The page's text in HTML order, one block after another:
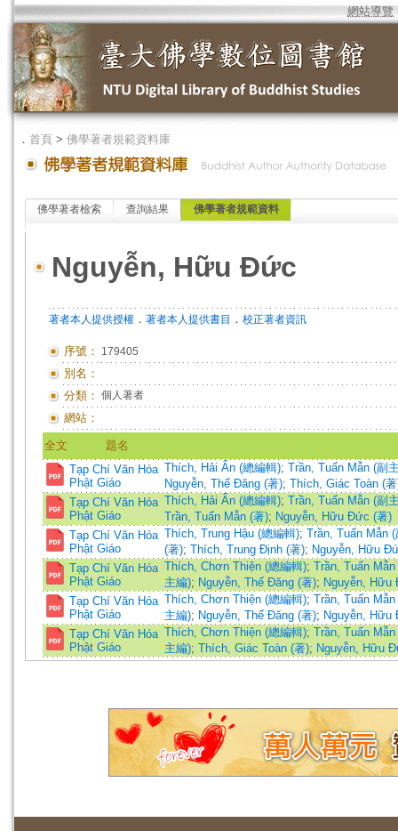
網站導覽
． 首頁 > 佛學著者規範資料庫
佛學著者檢索 查詢結果 佛學著者規範資料
Nguyễn, Hữu Đức
著者本人提供授權 ． 著者本人提供書目 ． 校正著者資訊
序號： 179405
別名：
分類： 個人著者
網站：
全文
題名
Tạp Chí Văn Hóa
Phật Giáo
Thích, Hải Ấn (總編輯); Trần, Tuấn Mẫn (副
Nguyễn, Thế Đăng (著); Thích, Giác Toàn (
Tạp Chí Văn Hóa
Phật Giáo
Thích, Hải Ấn (總編輯); Trần, Tuấn Mẫn (副
Trần, Tuấn Mẫn (著); Nguyễn, Hữu Đức (著)
Tạp Chí Văn Hóa
Phật Giáo
Thích, Trung Hậu (總編輯); Trần, Tuấn Mẫn (
(著); Thích, Trung Định (著); Nguyễn, Hữu
Tạp Chí Văn Hóa
Phật Giáo
Thích, Chơn Thiện (總編輯); Trần, Tuấn
主編); Nguyễn, Thế Đăng (著); Nguyễn, Hữu
Tạp Chí Văn Hóa
Phật Giáo
Thích, Chơn Thiện (總編輯); Trần, Tuấn
主編); Nguyễn, Thế Đăng (著); Nguyễn, Hữu
Tạp Chí Văn Hóa
Phật Giáo
Thích, Chơn Thiện (總編輯); Trần, Tuấn
主編); Thích, Giác Toàn (著); Nguyễn, Hữu